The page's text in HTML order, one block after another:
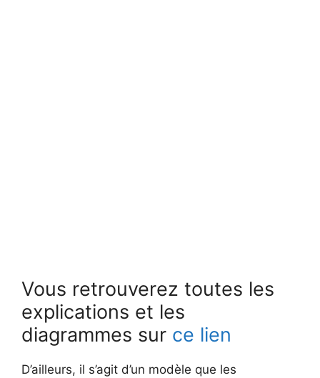
Vous retrouverez toutes les
explications et les
diagrammes sur ce lien
D’ailleurs, il s’agit d’un modèle que les